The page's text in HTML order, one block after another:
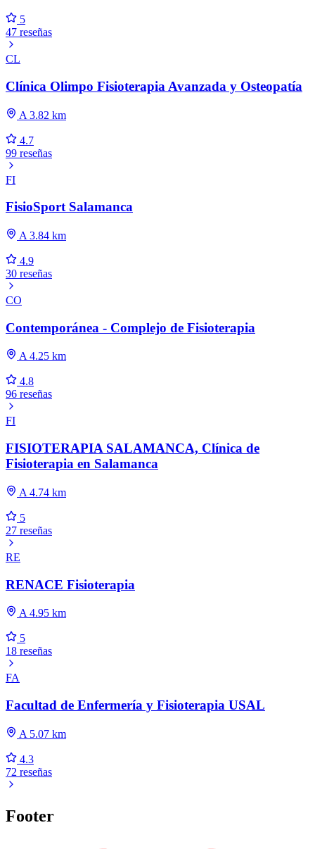
5
47 reseñas
CL
Clínica Olimpo Fisioterapia Avanzada y Osteopatía
A 3.82 km
4.7
99 reseñas
FI
FisioSport Salamanca
A 3.84 km
4.9
30 reseñas
CO
Contemporánea - Complejo de Fisioterapia
A 4.25 km
4.8
96 reseñas
FI
FISIOTERAPIA SALAMANCA, Clínica de
Fisioterapia en Salamanca
A 4.74 km
5
27 reseñas
RE
RENACE Fisioterapia
A 4.95 km
5
18 reseñas
FA
Facultad de Enfermería y Fisioterapia USAL
A 5.07 km
4.3
72 reseñas
Footer